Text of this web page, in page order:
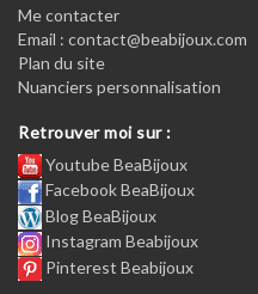
Me contacter
Email : contact@beabijoux.com
Plan du site
Nuanciers personnalisation
Retrouver moi sur :
Youtube BeaBijoux
Facebook BeaBijoux
Blog BeaBijoux
Instagram Beabijoux
Pinterest Beabijoux